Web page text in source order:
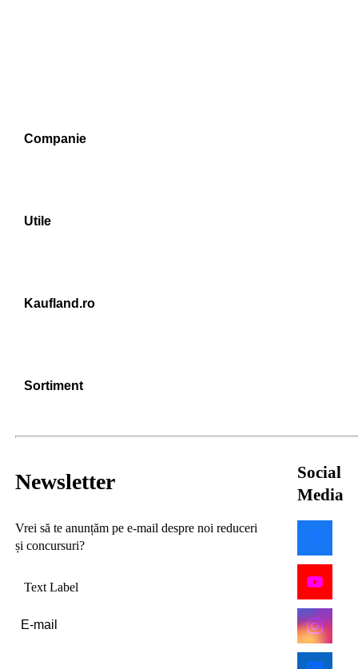
Companie
Utile
Kaufland.ro
Sortiment
Newsletter
Vrei să te anunțăm pe e-mail despre noi reduceri
și concursuri?
Text Label
Social
Media